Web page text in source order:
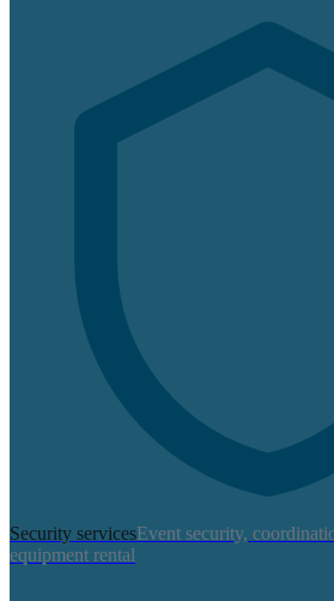
Security servicesEvent security,
equipment rental